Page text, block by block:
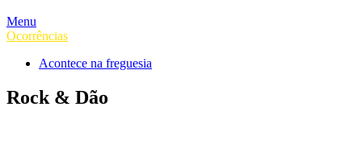
Menu
Ocorrências
Acontece na freguesia
Rock & Dão